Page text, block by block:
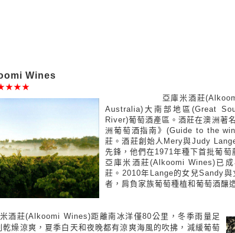
Wines
亞庫米酒莊
Australia)大南部地區(Great
River)葡萄酒產區。酒莊在澳洲著
洲葡萄酒指南》(Guide to the
莊。酒莊創始人Mery與Judy
先鋒，他們在1971年種下首批葡
亞庫米酒莊(Alkoomi Wines)已
莊。2010年Lange的女兒Sandy
者，肩負家族葡萄種植和葡萄酒釀
酒莊(Alkoomi Wines)距離南冰洋僅80公里，冬季雨量足
燥涼爽，夏季白天和夜晚都有涼爽海風的吹拂，減緩葡萄